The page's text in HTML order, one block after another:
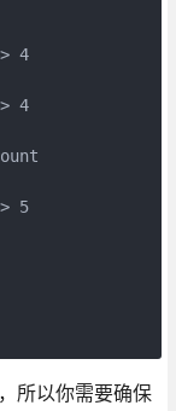
4
4
5
所以你需要确保